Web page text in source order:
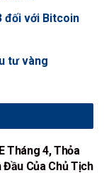
đối với Bitcoin
tư vàng
Tháng 4, Thỏa
Của Chủ Tịch